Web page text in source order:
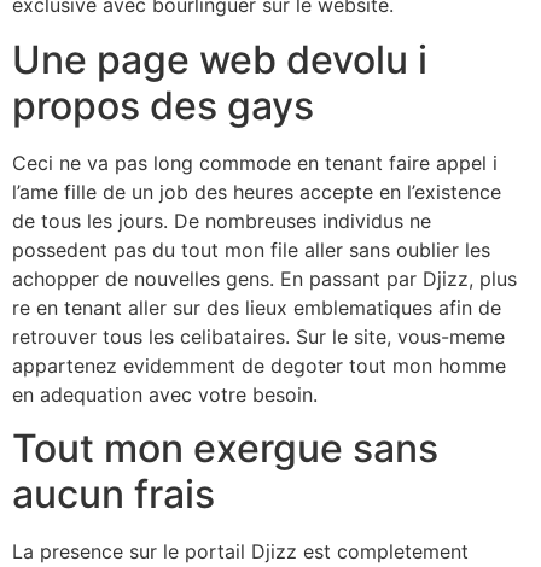
exclusive avec bourlinguer sur le website.
Une page web devolu i
propos des gays
Ceci ne va pas long commode en tenant faire appel i
l’ame fille de un job des heures accepte en l’existence
de tous les jours. De nombreuses individus ne
possedent pas du tout mon file aller sans oublier les
achopper de nouvelles gens. En passant par Djizz, plus
re en tenant aller sur des lieux emblematiques afin de
retrouver tous les celibataires. Sur le site, vous-meme
appartenez evidemment de degoter tout mon homme
en adequation avec votre besoin.
Tout mon exergue sans
aucun frais
La presence sur le portail Djizz est completement